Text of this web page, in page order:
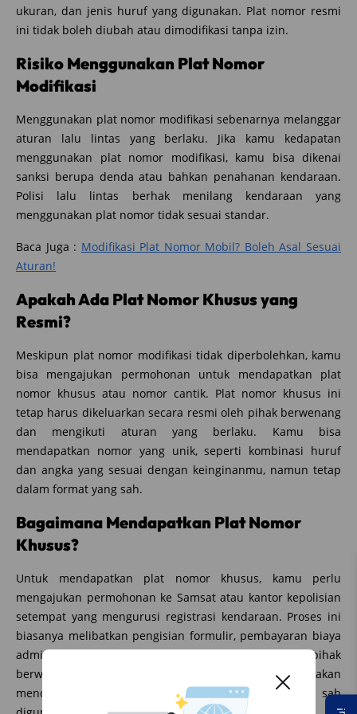
ukuran, dan jenis huruf yang digunakan. Plat nomor resmi
ini tidak boleh diubah atau dimodifikasi tanpa izin.
Risiko Menggunakan Plat Nomor
Modifikasi
Menggunakan plat nomor modifikasi sebenarnya melanggar
aturan lalu lintas yang berlaku. Jika kamu kedapatan
menggunakan plat nomor modifikasi, kamu bisa dikenai
sanksi berupa denda atau bahkan penahanan kendaraan.
Polisi lalu lintas berhak menilang kendaraan yang
menggunakan plat nomor tidak sesuai standar.
Baca Juga : Modifikasi Plat Nomor Mobil? Boleh Asal Sesuai
Aturan!
Apakah Ada Plat Nomor Khusus yang
Resmi?
Meskipun plat nomor modifikasi tidak diperbolehkan, kamu
bisa mengajukan permohonan untuk mendapatkan plat
nomor khusus atau nomor cantik. Plat nomor khusus ini
tetap harus dikeluarkan secara resmi oleh pihak berwenang
dan mengikuti aturan yang berlaku. Kamu bisa
mendapatkan nomor yang unik, seperti kombinasi huruf
dan angka yang sesuai dengan keinginanmu, namun tetap
dalam format yang sah.
Bagaimana Mendapatkan Plat Nomor
Khusus?
Untuk mendapatkan plat nomor khusus, kamu perlu
mengajukan permohonan ke Samsat atau kantor kepolisian
setempat yang mengurusi registrasi kendaraan. Proses ini
biasanya melibatkan pengisian formulir, pembayaran biaya
administrasi, dan menunggu persetujuan dari pihak
berwenang. Jika permohonanmu disetujui, kamu akan
mendapatkan plat nomor khusus yang resmi dan sah